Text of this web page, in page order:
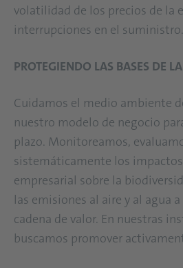
volatilidad de los precios de la
interrupciones en el suministro.
PROTEGIENDO LAS BASES DE
Cuidamos el medio ambiente
nuestro modelo de negocio
plazo. Monitoreamos,
sistemáticamente los
empresarial sobre la
las emisiones al aire y al agua
cadena de valor. En nuestras
buscamos promover